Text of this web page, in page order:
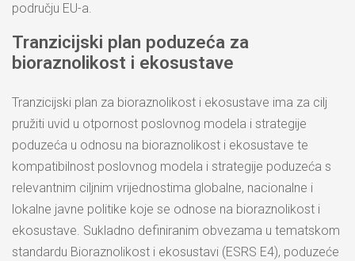
području EU-a.
Tranzicijski plan poduzeća za
bioraznolikost i ekosustave
Tranzicijski plan za bioraznolikost i ekosustave ima za cilj
pružiti uvid u otpornost poslovnog modela i strategije
poduzeća u odnosu na bioraznolikost i ekosustave te
kompatibilnost poslovnog modela i strategije poduzeća s
relevantnim ciljnim vrijednostima globalne, nacionalne i
lokalne javne politike koje se odnose na bioraznolikost i
ekosustave. Sukladno definiranim obvezama u tematskom
standardu Bioraznolikost i ekosustavi (ESRS E4), poduzeće